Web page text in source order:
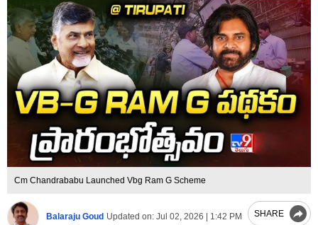
Cm Chandrababu Launched Vbg Ram G Scheme
Balaraju Goud Updated on: Jul 02, 2026 | 1:42 PM SHARE